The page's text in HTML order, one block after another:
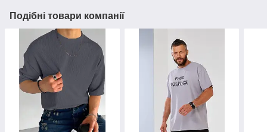
Подібні товари компанії